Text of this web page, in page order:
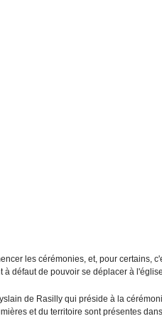
les cérémonies, et, pour certains,
à défaut de pouvoir se déplacer à
de Rasilly qui préside à la
et du territoire sont présentes